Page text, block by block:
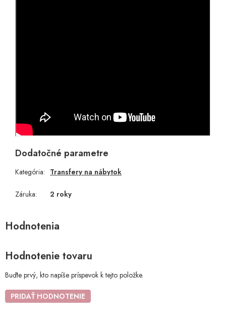
Dodatočné parametre
Kategória: Transfery na nábytok
Záruka: 2 roky
Hodnotenie tovaru
Buďte prvý, kto napíše príspevok k tejto položke.
PRIDAŤ HODNOTENIE